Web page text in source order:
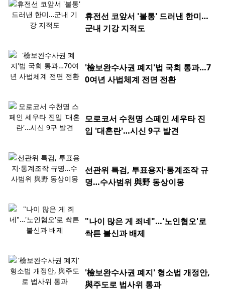
휴전선 코앞서 '불통' 드러낸 한미…
군내 기강 지적도
'檢보완수사권 폐지'법 국회 통과…7
0여년 사법체계 전면 전환
모로코서 수천명 스페인 세우타 진
입 '대혼란'…시신 9구 발견
선관위 특검, 투표용지·통계조작 규
명…수사범위 與野 동상이몽
"나이 많은 게 죄네"…'노인혐오'로
싹튼 불신과 배제
'檢보완수사권 폐지' 형소법 개정안,
與주도로 법사위 통과